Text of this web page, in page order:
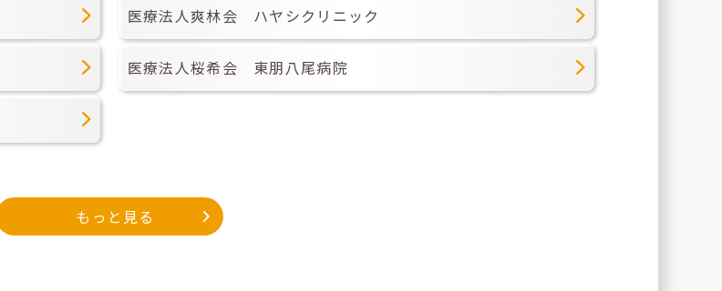
医療法人爽林会 ハヤシクリニック
医療法人桜希会 東朋八尾病院
もっと見る